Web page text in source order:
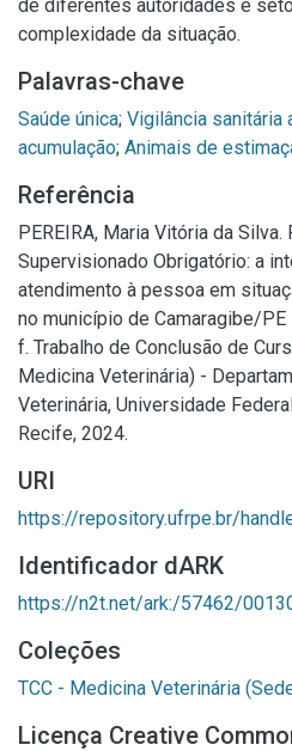
de diferentes autoridades e
complexidade da situação.
Palavras-chave
Saúde única; Vigilância sanitária
acumulação; Animais de
Referência
PEREIRA, Maria Vitória da
Supervisionado Obrigatório: a
atendimento à pessoa em
no município de Camaragibe/
f. Trabalho de Conclusão de
Medicina Veterinária) -
Veterinária, Universidade
Recife, 2024.
URI
https://repository.ufrpe.br/
Identificador dARK
https://n2t.net/ark:/57462/
Coleções
TCC - Medicina Veterinária
Licença Creative